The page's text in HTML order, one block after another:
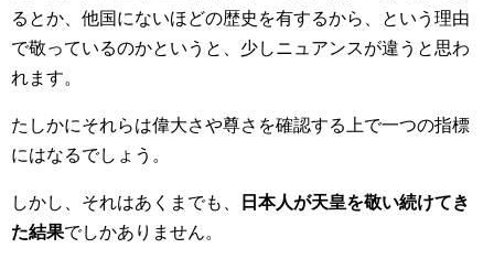
るとか、他国にないほどの歴史を有するから、という理由
で敬っているのかというと、少しニュアンスが違うと思わ
れます。
たしかにそれらは偉大さや尊さを確認する上で一つの指標
にはなるでしょう。
しかし、それはあくまでも、
日本人が天皇を敬い続けてき
た結果でしかありません。